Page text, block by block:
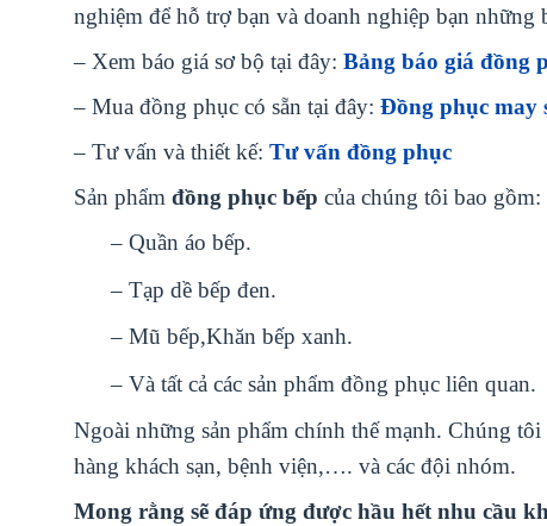
nghiệm để hỗ trợ bạn và doanh nghiệp bạn
– Xem báo giá sơ bộ tại đây: Bảng báo giá đồng
– Mua đồng phục có sẵn tại đây: Đồng phục may
– Tư vấn và thiết kế: Tư vấn đồng phục
Sản phẩm đồng phục bếp của chúng tôi bao gồm:
– Quần áo bếp.
– Tạp dề bếp đen.
– Mũ bếp,Khăn bếp xanh.
– Và tất cả các sản phẩm đồng phục liên quan.
Ngoài những sản phẩm chính thế mạnh. Chúng
hàng khách sạn, bệnh viện,…. và các đội nhóm.
Mong rằng sẽ đáp ứng được hầu hết nhu cầu